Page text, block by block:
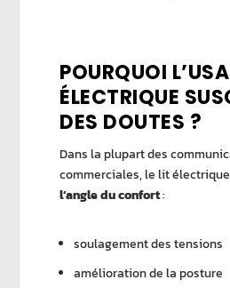
POURQUOI
ÉLECTRIQUE
DES DOUTES ?
Dans la plupart des
commerciales, le lit
l’angle du confort:
soulagement des tensions
amélioration de la posture